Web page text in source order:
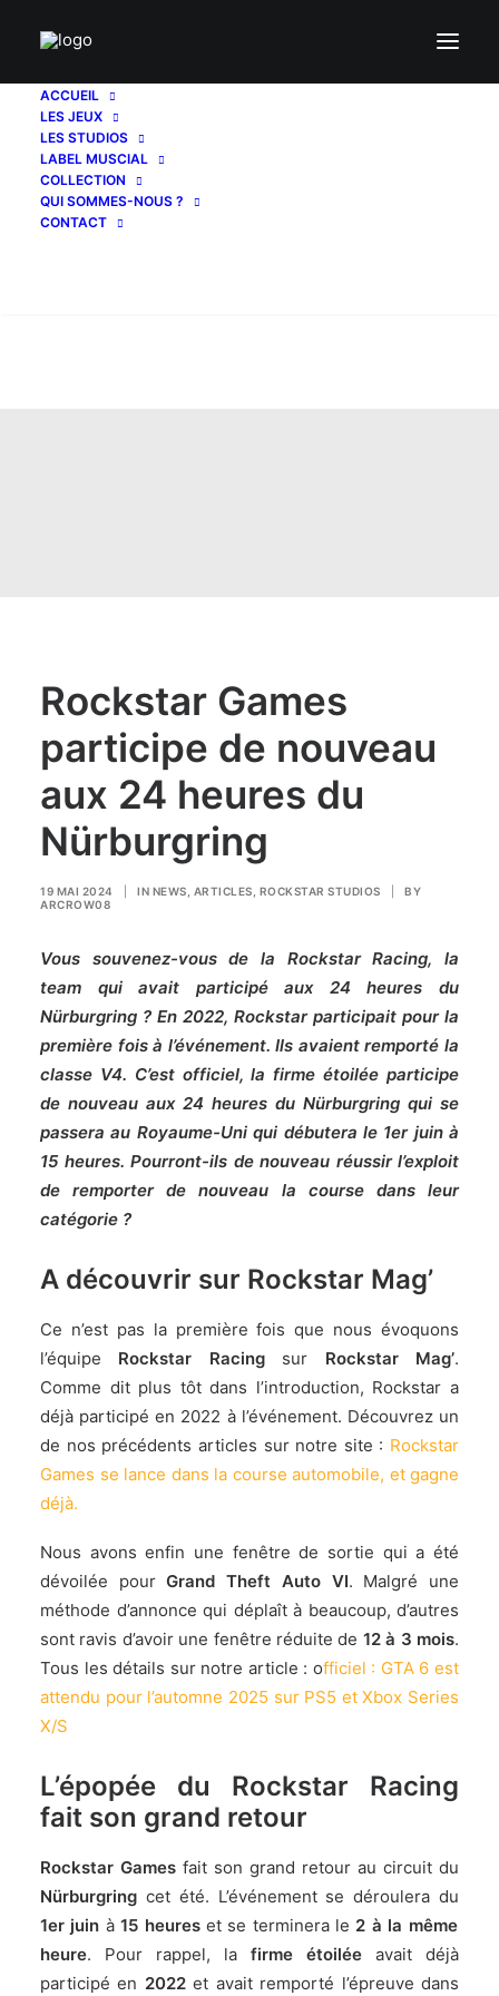
ACCUEIL
LES JEUX
LES STUDIOS
LABEL MUSCIAL
COLLECTION
QUI SOMMES-NOUS ?
CONTACT
Rockstar Games
participe de nouveau
aux 24 heures du
Nürburgring
19 MAI 2024 IN NEWS ARTICLES ROCKSTAR STUDIOS
BY
ARCROW08
Vous souvenez-vous de la Rockstar Racing, la
team qui avait participé aux 24 heures du
Nürburgring ? En 2022, Rockstar participait pour la
première fois à l’événement. Ils avaient remporté la
classe V4. C’est officiel, la firme étoilée participe
de nouveau aux 24 heures du Nürburgring qui se
passera au Royaume-Uni qui débutera le 1er juin à
15 heures. Pourront-ils de nouveau réussir l’exploit
de remporter de nouveau la course dans leur
catégorie ?
A découvrir sur Rockstar Mag’
Ce n’est pas la première fois que nous évoquons
l’équipe Rockstar Racingsur Rockstar Mag’.
Comme dit plus tôt dans l’introduction, Rockstar a
déjà participé en 2022 à l’événement. Découvrez un
de nos précédents articles sur notre site : Rockstar
Games se lance dans la course automobile, et gagne
déjà.
Nous avons enfin une fenêtre de sortie qui a été
dévoilée pourGrand Theft Auto VI. Malgré une
méthode d’annonce qui déplaît à beaucoup, d’autres
sont ravis d’avoir une fenêtre réduite de 12 à 3 mois.
Tous les détails sur notre article : officiel : GTA 6 est
attendu pour l’automne 2025 sur PS5 et Xbox Series
X/S
L’épopée du Rockstar Racing
fait son grand retour
Rockstar Games fait son grand retour au circuit du
Nürburgring cet été. L’événement se déroulera du
1er juin à15 heureset se terminera le 2 à la même
heure. Pour rappel, la firme étoilée avait déjà
participé en 2022et avait remporté l’épreuve dans